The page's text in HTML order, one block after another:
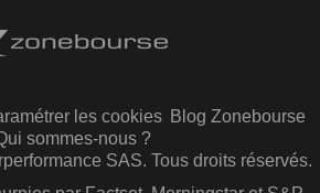
les cookies Blog Zonebourse
sommes-nous ?
SAS. Tous droits réservés.